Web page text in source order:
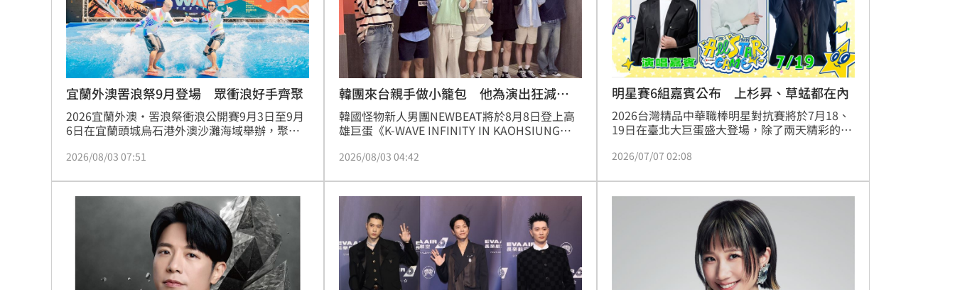
革命衛隊要美滿足條件 否則不開放荷莫茲 20:56
ALLDAY PROJECT太狂！LIVE實力震撼全場 20:55
顧立雄視導第三作戰區 慰勉參演官兵辛勞
放雙手騎車喊手麻！騎士遭打臉仍判罰 20:48
夢幻跨團合體！SUMMER ANJELS重現BP神曲
新／女大生伴兒屍6日聲押...法官裁定請回 20:39
我駐日內瓦處長遭爆惡行 外交部啟動調查
首次影像被打臉 伊朗新最高領袖傳病危 20:30
SBS歌謠大戰驚見放送事故！3主持人齊卡住 20:30
宜蘭外澳罟浪祭9月登場 眾衝浪好手齊聚
2026宜蘭外澳‧罟浪祭衝浪公開賽9月3日至9月
6日在宜蘭頭城烏石港外澳沙灘海域舉辦，聚集
9/5、9/6連續兩天「罟浪祭音樂饗宴」更為今年
煙火秀，為浪迷與樂迷送上最陸、海、空最美麗
的視覺與聽覺享受。
2026/08/03 07:51
韓團來台親手做小籠包 他為演出狂減
16kg
韓國怪物新人男團NEWBEAT將於8月8日登上高
雄巨蛋《K-WAVE INFINITY IN KAOHSIUNG》
旻惺、全如如正、崔瑞玹、金太陽、趙潤厚、金
挑戰包小籠包，現場氣氛相當熱絡。
2026/08/03 04:42
明星賽6組嘉賓公布 上杉昇、草蜢都在內
2026台灣精品中華職棒明星對抗賽將於7月18、
19日在臺北大巨蛋盛大登場，除了兩天精彩的明
今年明星賽邀請六組橫跨不同世代、不同音樂風
經典唱跳到搖滾金曲，陪伴球迷一起享受結合棒
球、音樂與娛樂的夏日盛典。
2026/07/07 02:08